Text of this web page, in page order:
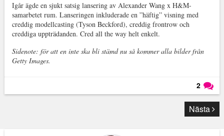
Igår ägde en sjukt satsig lansering av Alexander Wang x H&M-
samarbetet rum. Lanseringen inkluderade en ”häftig” visning med
creddig modellcasting (Tyson Beckford), creddig frontrow och
creddiga uppträdanden. Cred all the way helt enkelt.
Sidenote: för att en inte ska bli stämd nu så kommer alla bilder från
Getty Images.
2
Läs kommentarer (2)
Nästa